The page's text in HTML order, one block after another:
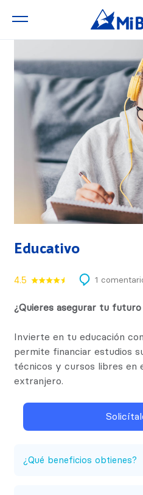
Educativo
4.5 1
¿Quieres asegurar tu
Invierte en tu educación
permite financiar estudios
técnicos y cursos libres en
extranjero.
¿Qué beneficios obtienes?